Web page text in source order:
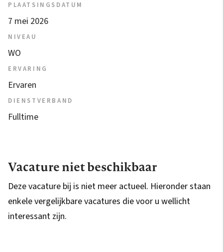
PLAATSINGSDATUM
7 mei 2026
NIVEAU
WO
ERVARING
Ervaren
DIENSTVERBAND
Fulltime
Vacature niet beschikbaar
Deze vacature bij is niet meer actueel. Hieronder staan
enkele vergelijkbare vacatures die voor u wellicht
interessant zijn.